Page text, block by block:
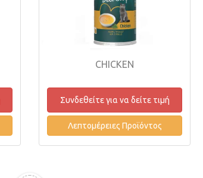
CHICKEN
Συνδεθείτε για να δείτε τιμή
Λεπτομέρειες Προϊόντος